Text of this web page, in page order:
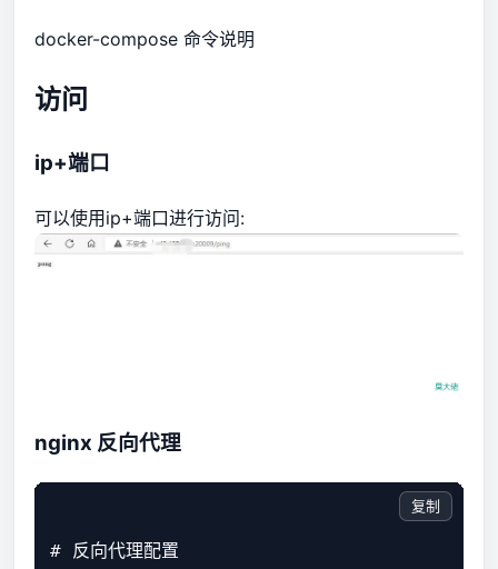
docker-compose 命令说明
访问
ip+端口
可以使用ip+端口进行访问:
nginx 反向代理
# 反向代理配置
复制